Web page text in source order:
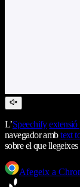
L’Speechify extensió
navegador ambtext
sobre el que llegeixes
Afegeix a